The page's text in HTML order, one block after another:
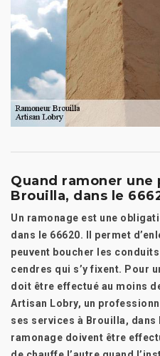
Quand ramoner une
Brouilla, dans le
Un ramonage est une
dans le 66620. Il permet
peuvent boucher les
cendres qui s’y fixent. Pour
doit être effectué au moins
Artisan Lobry, un
ses services à Brouilla,
ramonage doivent être